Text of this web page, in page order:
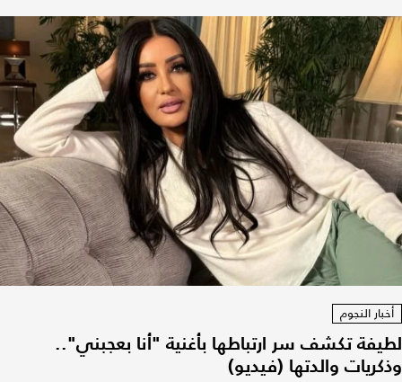
أخبار النجوم
لطيفة تكشف سر ارتباطها بأغنية "أنا بعجبني"..
وذكريات والدتها (فيديو)